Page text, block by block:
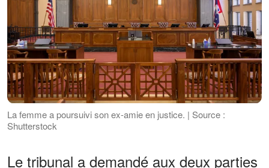
La femme a poursuivi son ex-amie en justice. | Source :
Shutterstock
Le tribunal a demandé aux deux parties